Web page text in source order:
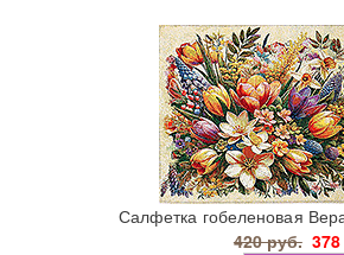
Салфетка гобеленовая
420 руб.